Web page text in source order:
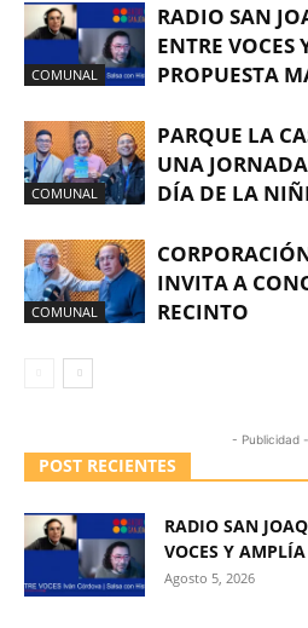
COMUNAL
RADIO SAN
ENTRE VOCES
PROPUESTA
COMUNAL
PARQUE LA
UNA
DÍA DE LA
COMUNAL
INVITA A
RECINTO
- Publicidad -
POST RECIENTES
RADIO SAN
VOCES Y
Agosto 5, 2026